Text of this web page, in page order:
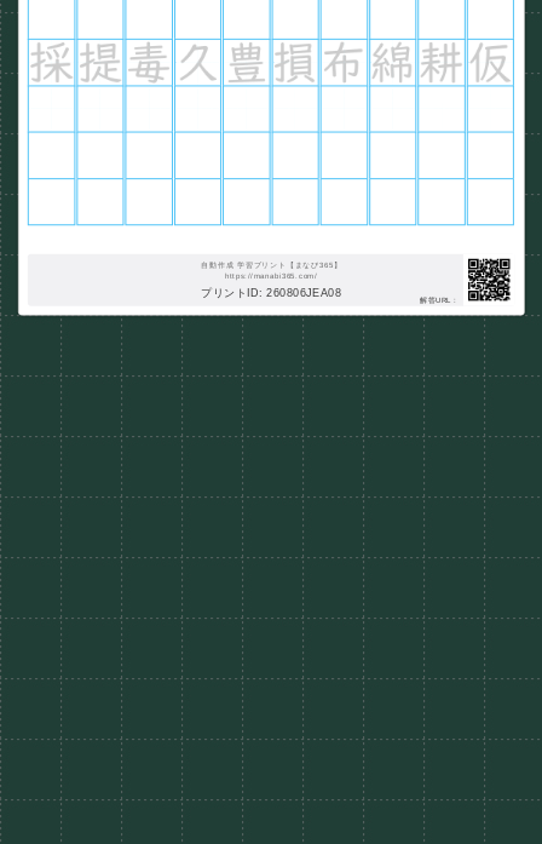
自動作成 学習プリント【まなび365】
https://manabi365.com/
プリントID: 260806JEA08
解答URL :